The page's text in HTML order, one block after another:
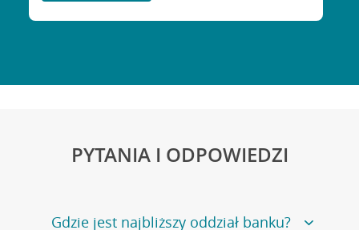
PYTANIA I ODPOWIEDZI
Gdzie jest najbliższy oddział banku?